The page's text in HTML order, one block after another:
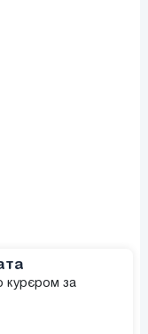
курєром за